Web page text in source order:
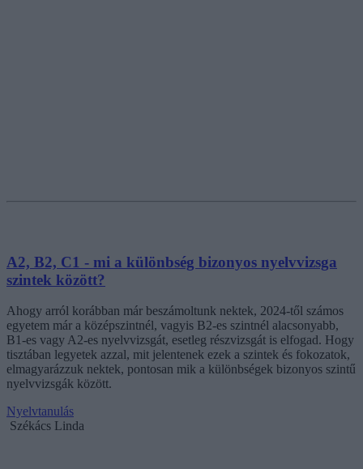
A2, B2, C1 - mi a különbség bizonyos nyelvvizsga
szintek között?
Ahogy arról korábban már beszámoltunk nektek, 2024-től számos
egyetem már a középszintnél, vagyis B2-es szintnél alacsonyabb,
B1-es vagy A2-es nyelvvizsgát, esetleg részvizsgát is elfogad. Hogy
tisztában legyetek azzal, mit jelentenek ezek a szintek és fokozatok,
elmagyarázzuk nektek, pontosan mik a különbségek bizonyos szintű
nyelvvizsgák között.
Nyelvtanulás
Székács Linda